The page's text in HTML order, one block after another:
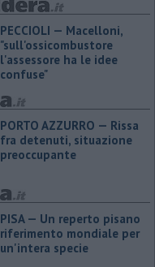
PECCIOLI — Macelloni,
"sull'ossicombustore
l'assessore ha le idee
confuse"
PORTO AZZURRO — Rissa
fra detenuti, situazione
preoccupante
PISA — Un reperto pisano
riferimento mondiale per
un'intera specie